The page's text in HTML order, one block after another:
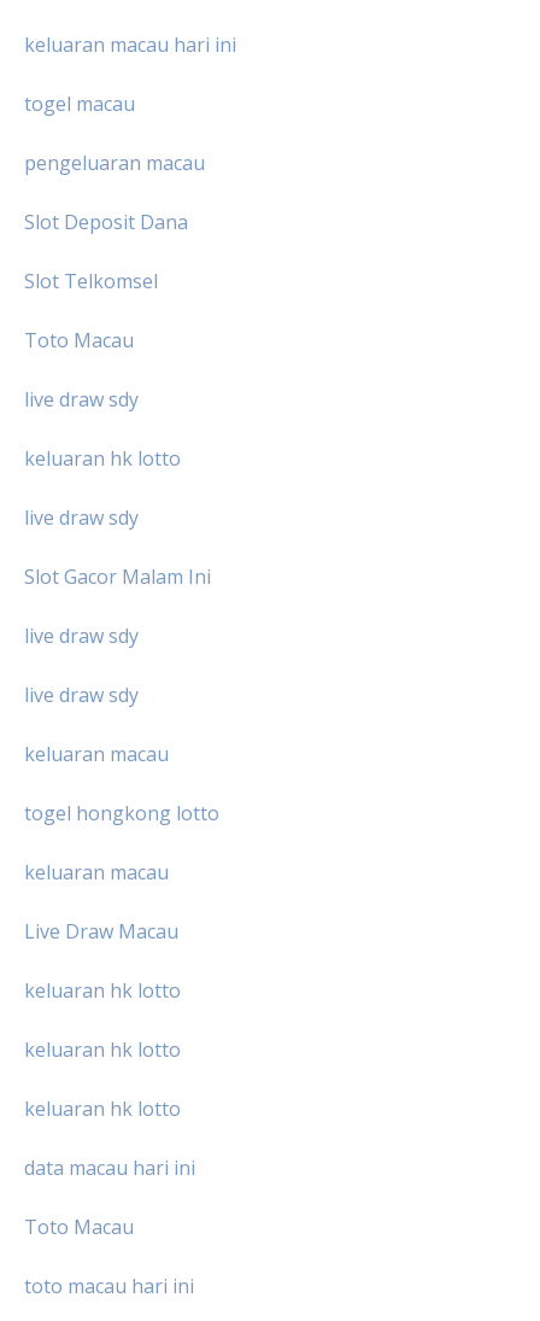
keluaran macau hari ini
togel macau
pengeluaran macau
Slot Deposit Dana
Slot Telkomsel
Toto Macau
live draw sdy
keluaran hk lotto
live draw sdy
Slot Gacor Malam Ini
live draw sdy
live draw sdy
keluaran macau
togel hongkong lotto
keluaran macau
Live Draw Macau
keluaran hk lotto
keluaran hk lotto
keluaran hk lotto
data macau hari ini
Toto Macau
toto macau hari ini